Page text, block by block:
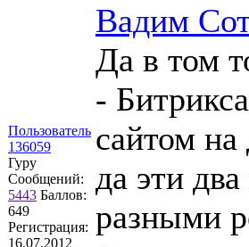
Пользователь
136059
Гуру
Сообщений:
5443 Баллов:
649
Регистрация:
16.07.2012
Вадим
Да в том
-
сайтом
да эти
разными